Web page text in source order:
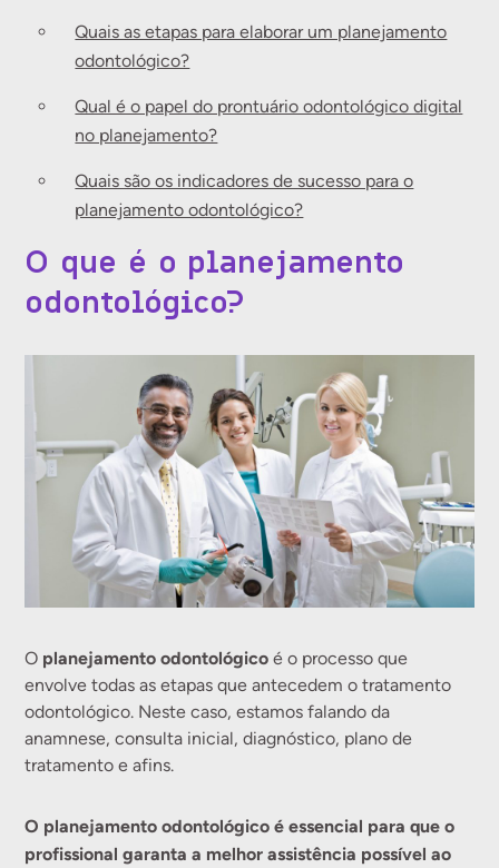
Quais as etapas para elaborar um planejamento
odontológico?
Qual é o papel do prontuário odontológico digital
no planejamento?
Quais são os indicadores de sucesso para o
planejamento odontológico?
O que é o planejamento
odontológico?
O planejamento odontológico é o processo que
envolve todas as etapas que antecedem o tratamento
odontológico. Neste caso, estamos falando da
anamnese, consulta inicial, diagnóstico, plano de
tratamento e afins.
O planejamento odontológico é essencial para que o
profissional garanta a melhor assistência possível ao